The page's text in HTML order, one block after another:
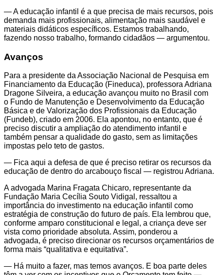
— A educação infantil é a que precisa de mais recursos, pois
demanda mais profissionais, alimentação mais saudável e
materiais didáticos específicos. Estamos trabalhando,
fazendo nosso trabalho, formando cidadãos — argumentou.
Avanços
Para a presidente da Associação Nacional de Pesquisa em
Financiamento da Educação (Fineduca), professora Adriana
Dragone Silveira, a educação avançou muito no Brasil com
o Fundo de Manutenção e Desenvolvimento da Educação
Básica e de Valorização dos Profissionais da Educação
(Fundeb), criado em 2006. Ela apontou, no entanto, que é
preciso discutir a ampliação do atendimento infantil e
também pensar a qualidade do gasto, sem as limitações
impostas pelo teto de gastos.
— Fica aqui a defesa de que é preciso retirar os recursos da
educação de dentro do arcabouço fiscal — registrou Adriana.
A advogada Marina Fragata Chicaro, representante da
Fundação Maria Cecília Souto Vidigal, ressaltou a
importância do investimento na educação infantil como
estratégia de construção do futuro de país. Ela lembrou que,
conforme amparo constitucional e legal, a criança deve ser
vista como prioridade absoluta. Assim, ponderou a
advogada, é preciso direcionar os recursos orçamentários de
forma mais “qualitativa e equitativa”.
— Há muito a fazer, mas temos avanços. E boa parte deles